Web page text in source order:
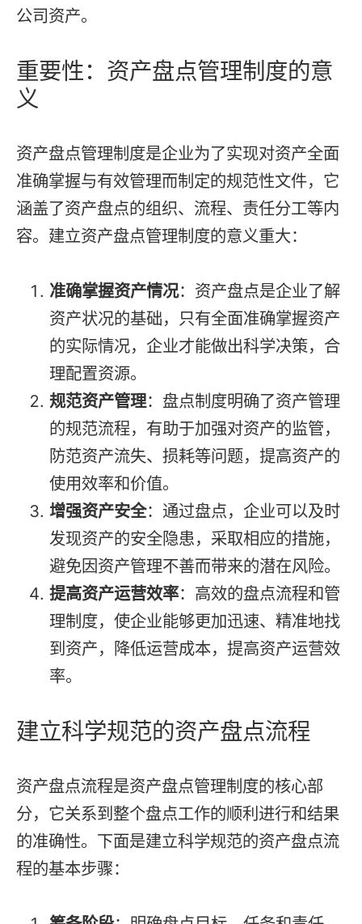
公司资产。
重要性：资产盘点管理制度的意
义
资产盘点管理制度是企业为了实现对资产全面
准确掌握与有效管理而制定的规范性文件，它
涵盖了资产盘点的组织、流程、责任分工等内
容。建立资产盘点管理制度的意义重大：
准确掌握资产情况：资产盘点是企业了解
资产状况的基础，只有全面准确掌握资产
的实际情况，企业才能做出科学决策，合
理配置资源。
规范资产管理：盘点制度明确了资产管理
的规范流程，有助于加强对资产的监管，
防范资产流失、损耗等问题，提高资产的
使用效率和价值。
增强资产安全：通过盘点，企业可以及时
发现资产的安全隐患，采取相应的措施，
避免因资产管理不善而带来的潜在风险。
提高资产运营效率：高效的盘点流程和管
理制度，使企业能够更加迅速、精准地找
到资产，降低运营成本，提高资产运营效
率。
建立科学规范的资产盘点流程
资产盘点流程是资产盘点管理制度的核心部
分，它关系到整个盘点工作的顺利进行和结果
的准确性。下面是建立科学规范的资产盘点流
程的基本步骤：